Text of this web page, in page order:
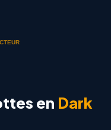
en Dark